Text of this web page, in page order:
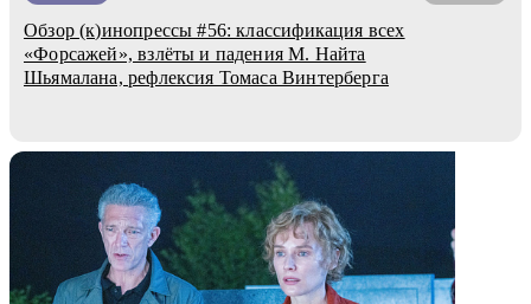
Обзор (к)инопрессы #56: классификация всех
«Форсажей», взлёты и падения М. Найта
Шьямалана, рефлексия Томаса Винтерберга